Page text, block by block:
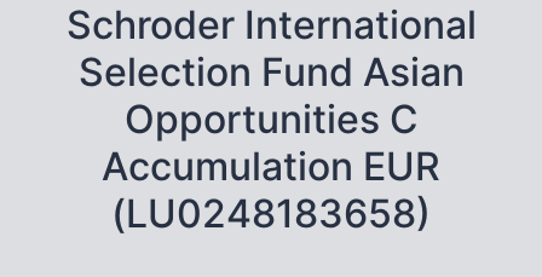
Schroder International
Selection Fund Asian
Opportunities C
Accumulation EUR
(LU0248183658)